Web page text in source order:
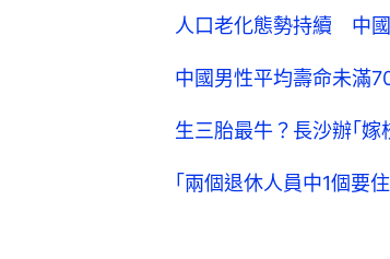
人口老化態勢持續 中
中國男性平均壽命未滿
生三胎最牛？長沙辦｢
｢兩個退休人員中1個